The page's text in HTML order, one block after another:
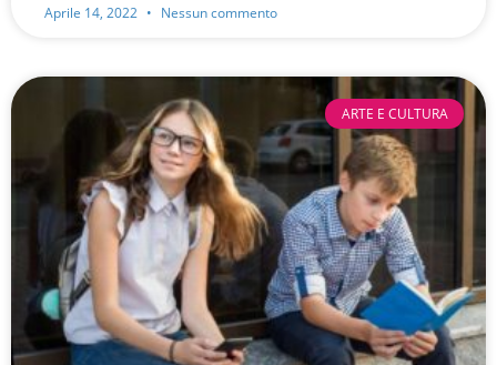
Aprile 14, 2022 Nessun commento
ARTE E CULTURA